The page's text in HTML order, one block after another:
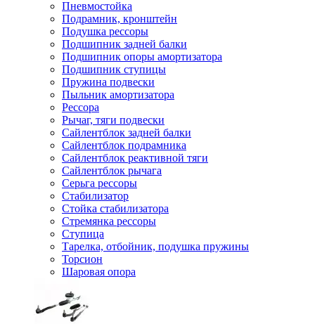
Пневмостойка
Подрамник, кронштейн
Подушка рессоры
Подшипник задней балки
Подшипник опоры амортизатора
Подшипник ступицы
Пружина подвески
Пыльник амортизатора
Рессора
Рычаг, тяги подвески
Сайлентблок задней балки
Сайлентблок подрамника
Сайлентблок реактивной тяги
Сайлентблок рычага
Серьга рессоры
Стабилизатор
Стойка стабилизатора
Стремянка рессоры
Ступица
Тарелка, отбойник, подушка пружины
Торсион
Шаровая опора